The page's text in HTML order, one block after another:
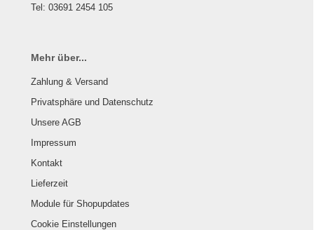
Tel: 03691 2454 105
Mehr über...
Zahlung & Versand
Privatsphäre und Datenschutz
Unsere AGB
Impressum
Kontakt
Lieferzeit
Module für Shopupdates
Cookie Einstellungen